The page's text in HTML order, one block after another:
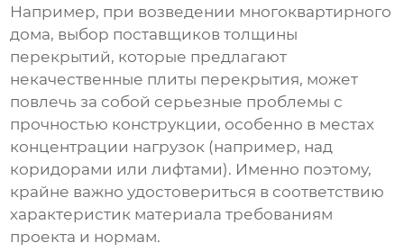
Например, при возведении многоквартирного
дома, выбор поставщиков толщины
перекрытий, которые предлагают
некачественные плиты перекрытия, может
повлечь за собой серьезные проблемы с
прочностью конструкции, особенно в местах
концентрации нагрузок (например, над
коридорами или лифтами). Именно поэтому,
крайне важно удостовериться в соответствию
характеристик материала требованиям
проекта и нормам.